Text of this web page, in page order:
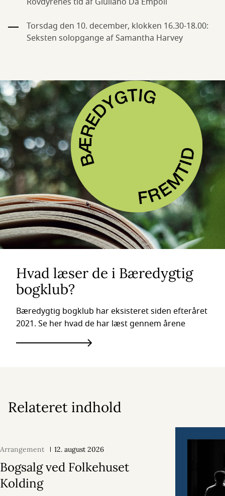
Torsdag den 10. december, klokken 16.30-18.00:
Seksten solopgange af Samantha Harvey
Hvad læser de i Bæredygtig
bogklub?
Bæredygtig bogklub har eksisteret siden efteråret
2021. Se her hvad de har læst gennem årene
Relateret indhold
Arrangement 12. august 2026
Bogsalg ved Folkehuset
Kolding